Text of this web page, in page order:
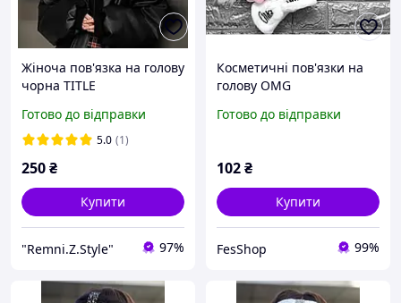
Жіноча пов'язка на голову
чорна TITLE
Готово до відправки
5.0 (1)
250₴
Купити
"Remni.Z.Style" 97%
Косметичні пов'язки на
голову OMG
Готово до відправки
102₴
Купити
FesShop 99%